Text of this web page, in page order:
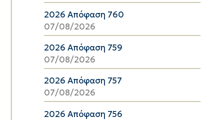
2026 Απόφαση 760
07/08/2026
2026 Απόφαση 759
07/08/2026
2026 Απόφαση 757
07/08/2026
2026 Απόφαση 756